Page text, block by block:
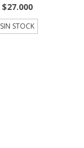
$27.000
SIN STOCK